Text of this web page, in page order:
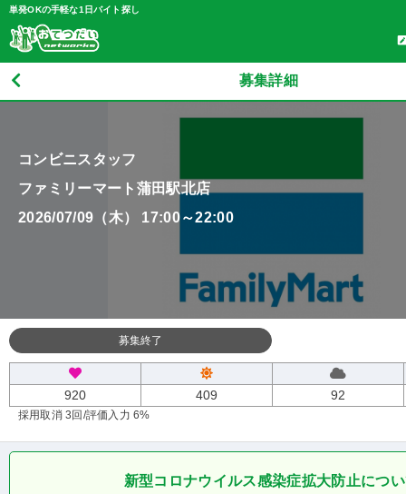
単発OKの手軽な1日バイト探し
募集詳細
コンビニスタッフ
ファミリーマート蒲田駅北店
2026/07/09（木） 17:00～22:00
募集終了
920 409 92
採用取消 3回 /評価入力 6%
新型コロナウイルス感染症拡大防止につ